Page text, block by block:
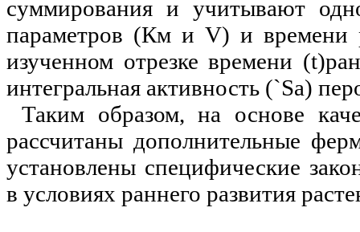
суммирования и учитывают
параметров (Км иV) и времени
изученном отрезке времени (t
интегральная активность (`Sа)
Таким образом, на основе
рассчитаны дополнительные
установлены специфические
в условиях раннего развития